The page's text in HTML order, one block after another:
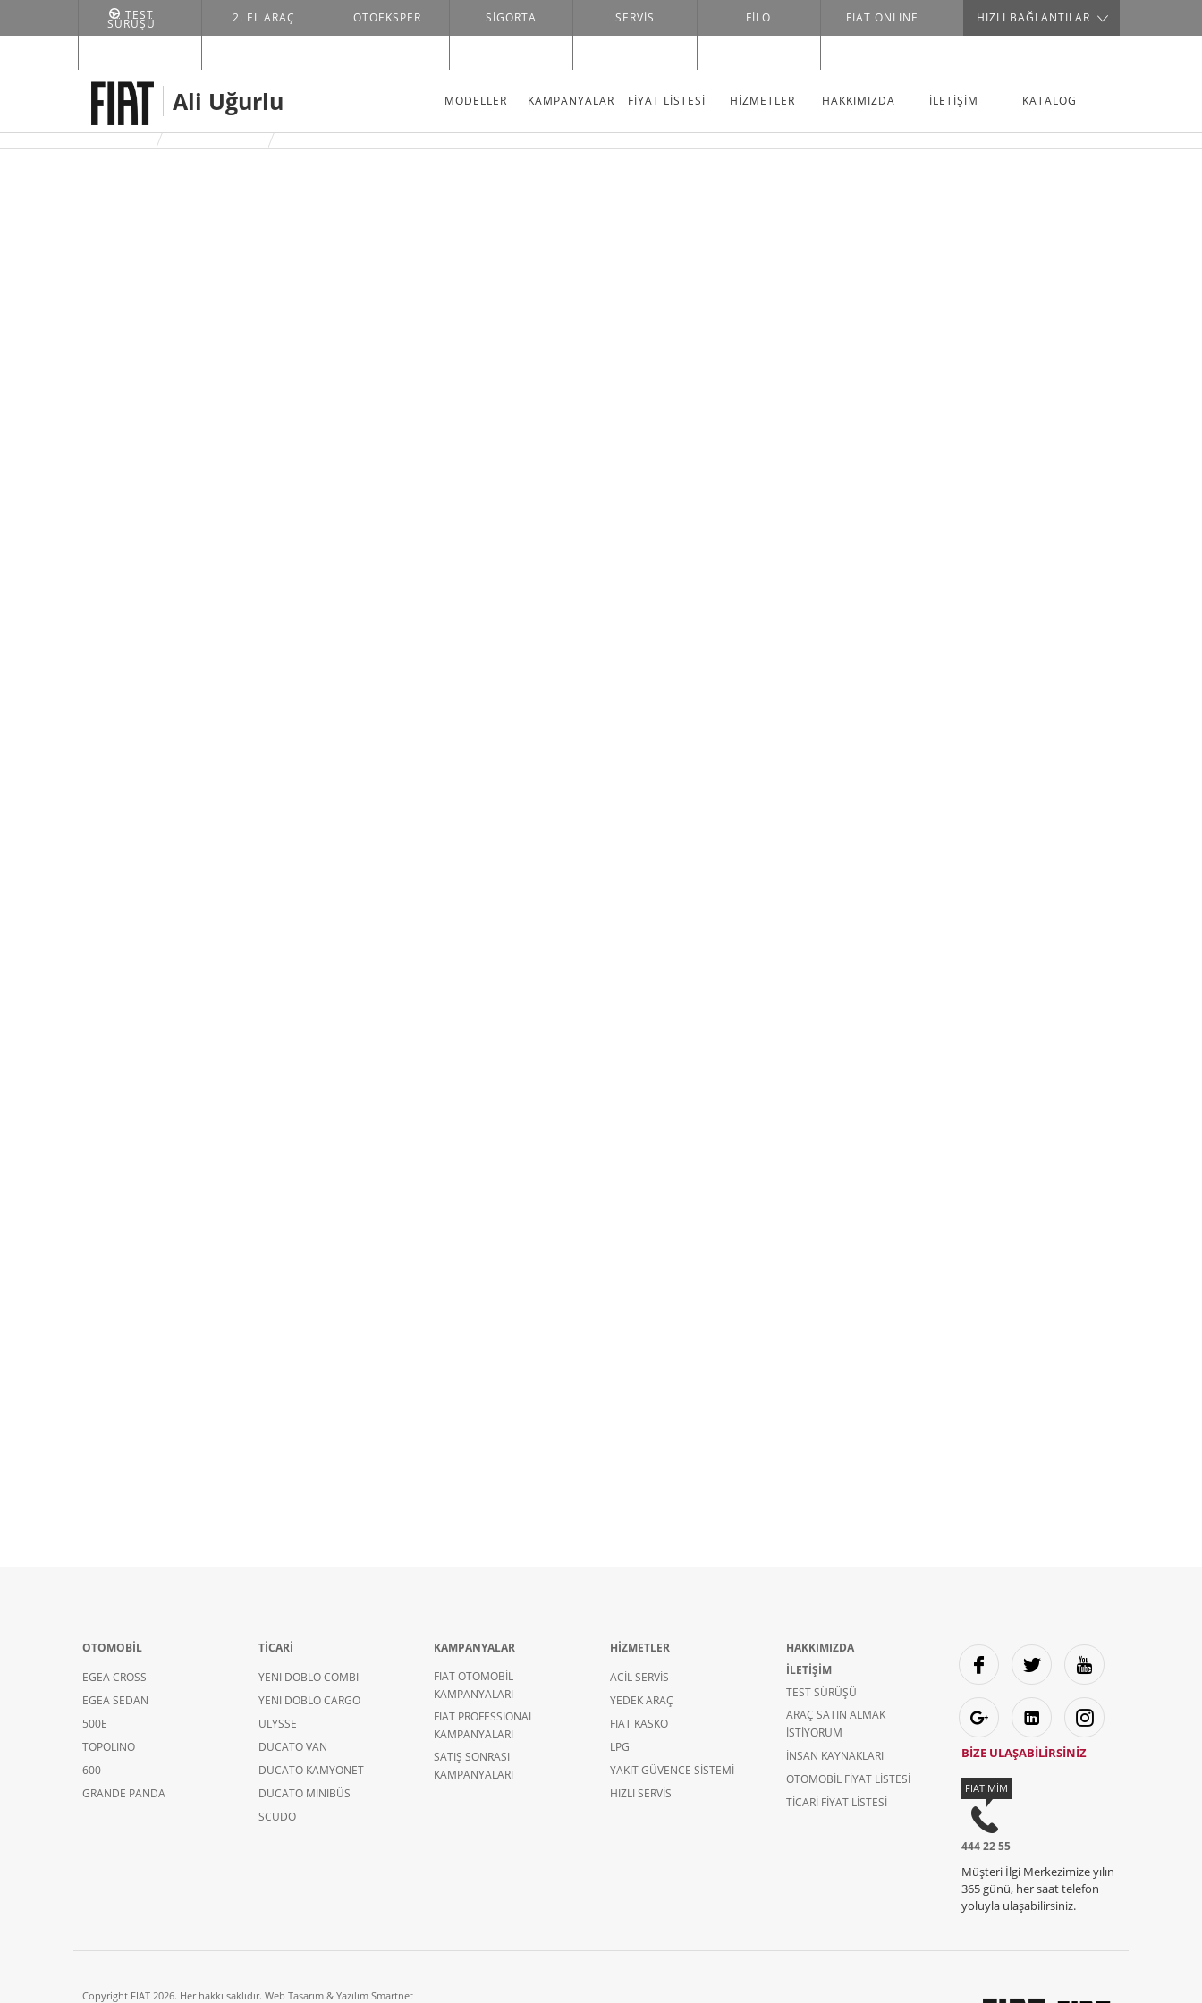
TEST
SÜRÜŞÜ 2. EL ARAÇ OTOEKSPER SİGORTA SERVIS FILO FIAT ONLINE HIZLI BAĞLANTILAR
Ali Uğurlu MODELLER KAMPANYALAR FİYAT LİSTESİ HIZMETLER HAKKIMIZDA İLETİŞİM KATALOG
ANASAYFA
OTOMOBİL
EGEA CROSS
EGEA SEDAN
500E
TOPOLINO
600
GRANDE PANDA
TİCARİ
YENI DOBLO COMBI
YENI DOBLO CARGO
ULYSSE
DUCATO VAN
DUCATO KAMYONET
DUCATO MINIBÜS
SCUDO
KAMPANYALAR
FIAT OTOMOBİL
KAMPANYALARI
FIAT PROFESSIONAL
KAMPANYALARI
SATIŞ SONRASI
KAMPANYALARI
HİZMETLER
ACİL SERVİS
YEDEK ARAÇ
FIAT KASKO
LPG
YAKIT GÜVENCE SİSTEMİ
HIZLI SERVİS
HAKKIMIZDA
İLETİŞİM
TEST SÜRÜŞÜ
ARAÇ SATIN ALMAK
İSTIYORUM
İNSAN KAYNAKLARI
OTOMOBIL FIYAT LISTESI
TICARI FIYAT LISTESI
BİZE ULAŞABİLİRSİNİZ
FIAT MİM
444 22 55
Müşteri İlgi Merkezimize yılın
365 günü, her saat telefon
yoluyla ulaşabilirsiniz.
Copyright FIAT 2026. Her hakkı saklıdır. Web Tasarım & Yazılım Smartnet